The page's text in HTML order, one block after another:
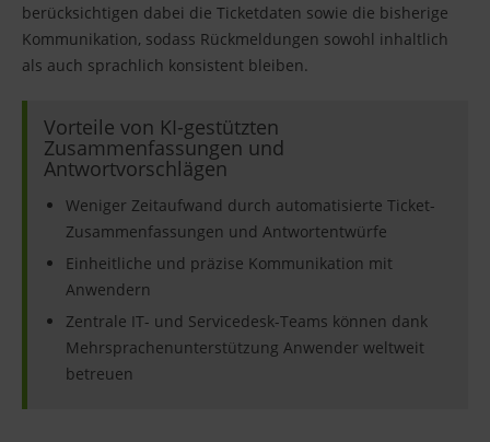
berücksichtigen dabei die Ticketdaten sowie die bisherige
Kommunikation, sodass Rückmeldungen sowohl inhaltlich
als auch sprachlich konsistent bleiben.
Vorteile von KI-gestützten
Zusammenfassungen und
Antwortvorschlägen
Weniger Zeitaufwand durch automatisierte Ticket-
Zusammenfassungen und Antwortentwürfe
Einheitliche und präzise Kommunikation mit
Anwendern
Zentrale IT- und Servicedesk-Teams können dank
Mehrsprachenunterstützung Anwender weltweit
betreuen